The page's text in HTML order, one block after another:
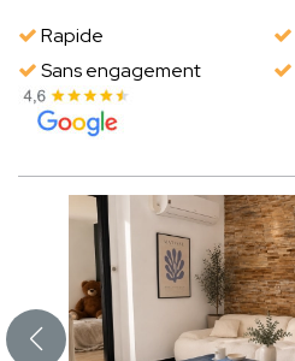
Rapide
Sans engagement